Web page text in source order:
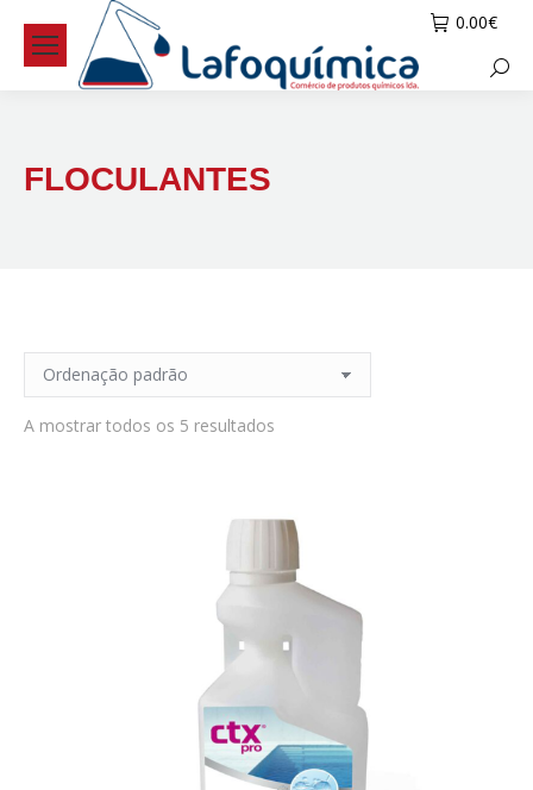
0.00€
FLOCULANTES
A mostrar todos os 5 resultados